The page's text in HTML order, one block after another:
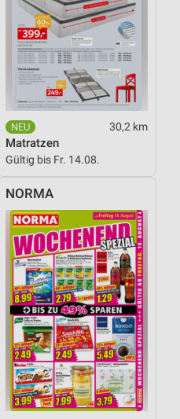
30,2 km
Matratzen
Gültig bis Fr. 14.08.
NORMA